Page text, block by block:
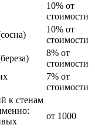
10% от
стоимости
10% от
стоимости
8% от
стоимости
7% от
стоимости
к стенам
от 1000